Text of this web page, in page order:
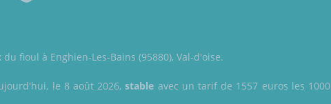
fioul à Enghien-Les-Bains (95880), Val-d'oise.
le 8 août 2026,stable avec un tarif de 1557 euros les 1000